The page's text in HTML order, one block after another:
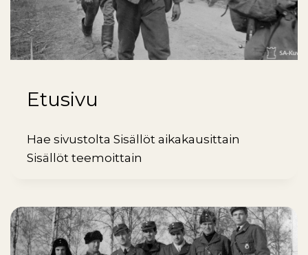
Etusivu
Hae sivustolta Sisällöt aikakausittain
Sisällöt teemoittain